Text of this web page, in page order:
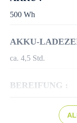
500 Wh
AKKU-
ca. 4,5 Std.
BEREIFUNG :